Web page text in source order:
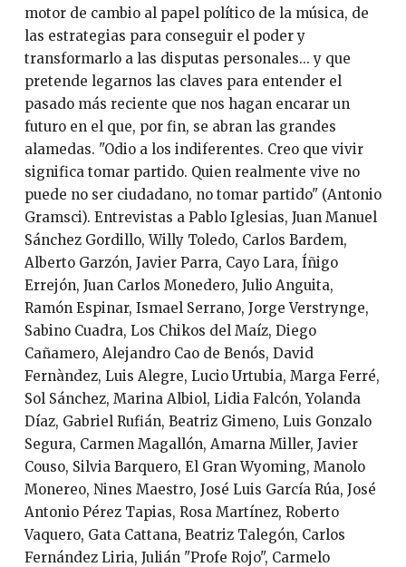
motor de cambio al papel político de la música, de
las estrategias para conseguir el poder y
transformarlo a las disputas personales... y que
pretende legarnos las claves para entender el
pasado más reciente que nos hagan encarar un
futuro en el que, por fin, se abran las grandes
alamedas. "Odio a los indiferentes. Creo que vivir
significa tomar partido. Quien realmente vive no
puede no ser ciudadano, no tomar partido" (Antonio
Gramsci). Entrevistas a Pablo Iglesias, Juan Manuel
Sánchez Gordillo, Willy Toledo, Carlos Bardem,
Alberto Garzón, Javier Parra, Cayo Lara, Íñigo
Errejón, Juan Carlos Monedero, Julio Anguita,
Ramón Espinar, Ismael Serrano, Jorge Verstrynge,
Sabino Cuadra, Los Chikos del Maíz, Diego
Cañamero, Alejandro Cao de Benós, David
Fernàndez, Luis Alegre, Lucio Urtubia, Marga Ferré,
Sol Sánchez, Marina Albiol, Lidia Falcón, Yolanda
Díaz, Gabriel Rufián, Beatriz Gimeno, Luis Gonzalo
Segura, Carmen Magallón, Amarna Miller, Javier
Couso, Silvia Barquero, El Gran Wyoming, Manolo
Monereo, Nines Maestro, José Luis García Rúa, José
Antonio Pérez Tapias, Rosa Martínez, Roberto
Vaquero, Gata Cattana, Beatriz Talegón, Carlos
Fernández Liria, Julián "Profe Rojo", Carmelo